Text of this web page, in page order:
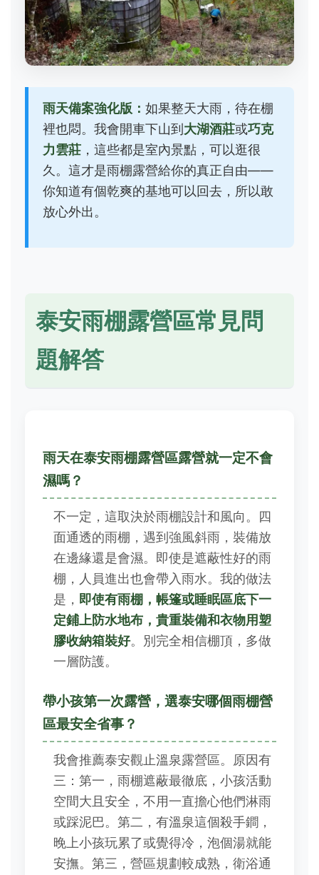
雨天備案強化版： 如果整天大雨，待在棚
裡也悶。我會開車下山到大湖酒莊或巧克
力雲莊 ，這些都是室內景點，可以逛很
久。這才是雨棚露營給你的真正自由——
你知道有個乾爽的基地可以回去，所以敢
放心外出。
泰安雨棚露營區常見問
題解答
雨天在泰安雨棚露營區露營就一定不會
濕嗎？
不一定，這取決於雨棚設計和風向。四
面通透的雨棚，遇到強風斜雨，裝備放
在邊緣還是會濕。即使是遮蔽性好的雨
棚，人員進出也會帶入雨水。我的做法
是， 即使有雨棚，帳篷或睡眠區底下一
定鋪上防水地布，貴重裝備和衣物用塑
膠收納箱裝好。別完全相信棚頂，多做
一層防護。
帶小孩第一次露營，選泰安哪個雨棚營
區最安全省事？
我會推薦泰安觀止溫泉露營區。原因有
三：第一，雨棚遮蔽最徹底，小孩活動
空間大且安全，不用一直擔心他們淋雨
或踩泥巴。第二，有溫泉這個殺手鐧，
晚上小孩玩累了或覺得冷，泡個湯就能
安撫。第三，營區規劃較成熟，衛浴通